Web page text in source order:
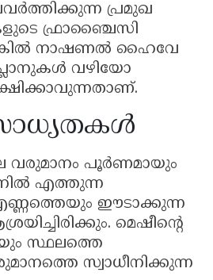
പ്രമുഖ
ഫ്രാഞ്ചൈസി
നാഷണൽ ഹൈവേ
വഴിയോ
വരുമാനം പൂർണമായും
എത്തുന്ന
ഈടാക്കുന്ന
മെഷീന്റെ
സ്ഥലത്തെ
സ്വാധീനിക്കുന്ന